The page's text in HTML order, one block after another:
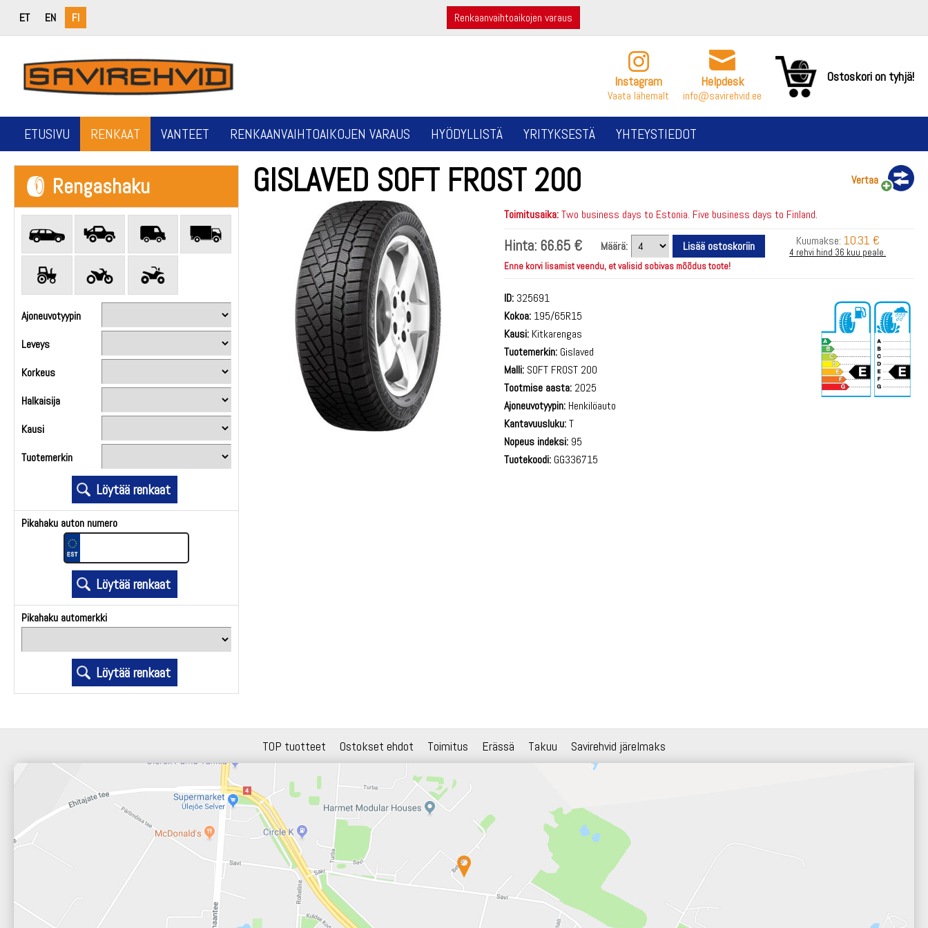
ET EN FI Renkaanvaihtoaikojen varaus
Instagram
Vaata lähemalt
Helpdesk
info@savirehvid.ee
Ostoskori on tyhjä!
ETUSIVU RENKAAT VANTEET RENKAANVAIHTOAIKOJEN VARAUS HYÖDYLLISTÄ YRITYKSESTÄ YHTEYSTIEDOT
Rengashaku
Ajoneuvotyypin
Leveys
Korkeus
Halkaisija
Kausi
Tuotemerkin
Pikahaku auton numero
Pikahaku automerkki
GISLAVED SOFT FROST 200 Vertaa
Toimitusaika:Two business days to Estonia. Five business days to Finland.
Hinta: 66.65 € Määrä: Kuumakse: 10.31 €
4 rehvi hind 36 kuu peale.
Enne korvi lisamist veendu, et valisid sobivas mõõdus toote!
ID: 325691
Kokoa: 195/65R15
Kausi: Kitkarengas
Tuotemerkin: Gislaved
Malli: SOFT FROST 200
Tootmise aasta: 2025
Ajoneuvotyypin: Henkilöauto
Kantavuusluku:T
Nopeus indeksi: 95
Tuotekoodi: GG336715
TOP tuotteet Ostokset ehdot Toimitus Erässä Takuu Savirehvid järelmaks